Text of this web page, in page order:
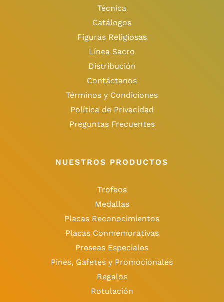
Técnica
Catálogos
Figuras Religiosas
Línea Sacro
Distribución
Contáctanos
Términos y Condiciones
Política de Privacidad
Preguntas Frecuentes
NUESTROS PRODUCTOS
Trofeos
Medallas
Placas Reconocimientos
Placas Conmemorativas
Preseas Especiales
Pines, Gafetes y Promocionales
Regalos
Rotulación